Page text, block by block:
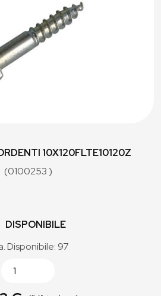
10X120FLTE10120Z
(0100253 )
DISPONIBILE
Disponibile: 97